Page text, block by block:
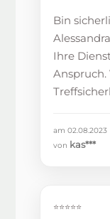
Bin
Ihre
am 02.08.2023
von kas***
⭐⭐⭐⭐⭐